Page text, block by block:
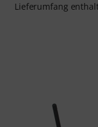
Lieferumfang